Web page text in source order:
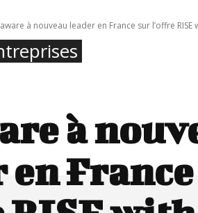
à nouveau leader en France sur l’offre RISE
à
en